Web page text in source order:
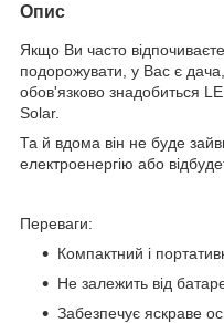
Опис
Якщо Ви часто
подорожувати, у Вас є
обов'язково знадобиться
Solar.
Та й вдома він не буде
електроенергію або
Переваги:
Компактний і
Не залежить від
Забезпечує яскраве